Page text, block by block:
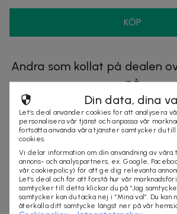
KÖP
Andra som kollat på dealen
på
Din data, dina
Let’s deal använder cookies för att analysera
personalisera vår tjänst och anpassa vår
fortsätta använda våra tjänster samtycker du till
cookies.
Vi delar information om din användning av
annons- och analyspartners, ex. Google,
vår cookiepolicy) för att ge dig relevanta
Let’s deal och för att förstå hur vår
samtycker till detta klickar du på “Jag
samtycker kan du tacka nej i “Mina val”. Du kan
återkalla ditt samtycke längst ner på vår